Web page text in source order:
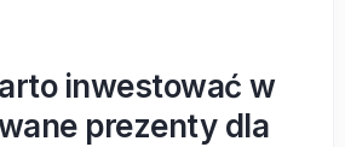
inwestować w
prezenty dla